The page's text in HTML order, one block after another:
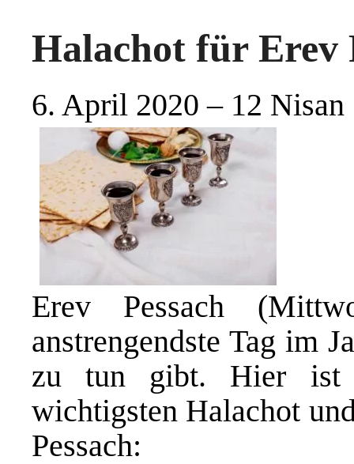
Halachot für Erev
6. April 2020 – 12 Nisan
Erev Pessach
anstrengendste Tag im
zu tun gibt. Hier ist
wichtigsten Halachot
Pessach: